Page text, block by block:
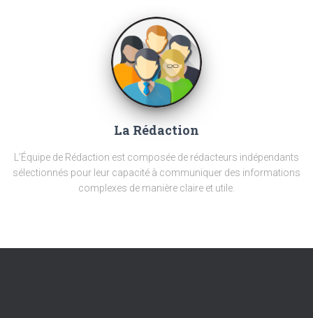
La Rédaction
L'Équipe de Rédaction est composée de rédacteurs indépendants
sélectionnés pour leur capacité à communiquer des informations
complexes de manière claire et utile.